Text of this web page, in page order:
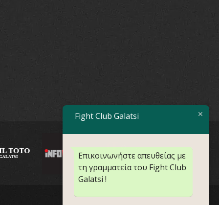
Fight Club Galatsi
Επικοινωνήστε απευθείας με
τη γραμματεία του Fight Club
Galatsi !